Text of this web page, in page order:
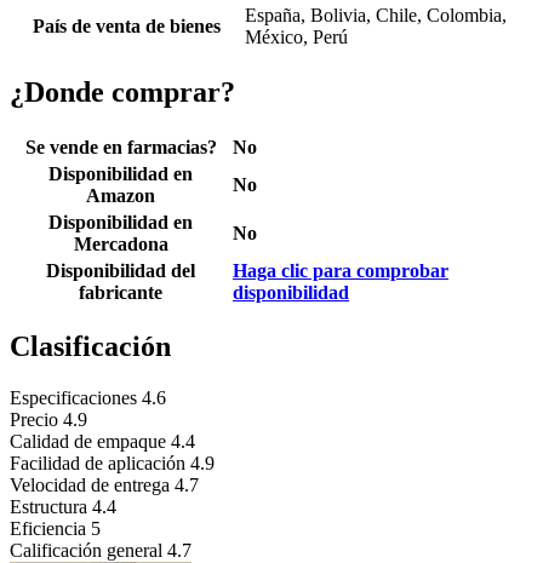
País de venta de bienes
España, Bolivia, Chile, Colombia,
México, Perú
¿Donde comprar?
Se vende en farmacias?
No
Disponibilidad en
Amazon
No
Disponibilidad en
Mercadona
No
Disponibilidad del
fabricante
Haga clic para comprobar
disponibilidad
Clasificación
Especificaciones 4.6
Precio 4.9
Calidad de empaque 4.4
Facilidad de aplicación 4.9
Velocidad de entrega 4.7
Estructura 4.4
Eficiencia 5
Calificación general 4.7